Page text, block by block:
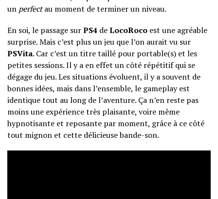
un perfectau moment de terminer un niveau.
En soi, le passage surPS4 deLocoRoco est une agréable
surprise. Mais c’est plus un jeu que l’on aurait vu sur
PSVita. Car c’est un titre taillé pour portable(s) et les
petites sessions. Il y a en effet un côté répétitif qui se
dégage du jeu. Les situations évoluent, il y a souvent de
bonnes idées, mais dans l’ensemble, le gameplay est
identique tout au long de l’aventure. Ça n’en reste pas
moins une expérience très plaisante, voire même
hypnotisante et reposante par moment, grâce à ce côté
tout mignon et cette délicieuse bande-son.